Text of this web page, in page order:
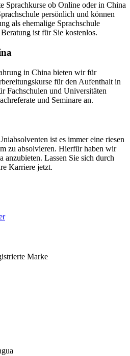
Sprachkurse ob Online oder in China
persönlich und können
als ehemalige Sprachschule
ist für Sie kostenlos.
in China bieten wir für
für den Aufenthalt in
Fachschulen und Universitäten
und Seminare an.
ist es immer eine riesen
zu absolvieren. Hierfür haben wir
anzubieten. Lassen Sie sich durch
Karriere jetzt.
Marke